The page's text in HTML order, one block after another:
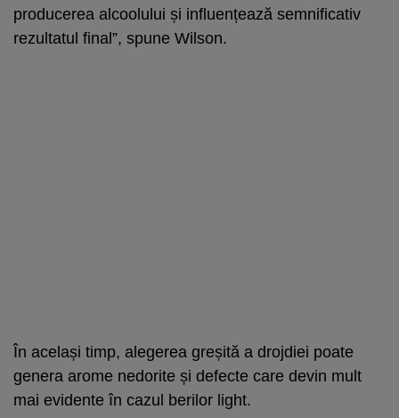
producerea alcoolului și influențează semnificativ
rezultatul final”, spune Wilson.
În același timp, alegerea greșită a drojdiei poate
genera arome nedorite și defecte care devin mult
mai evidente în cazul berilor light.